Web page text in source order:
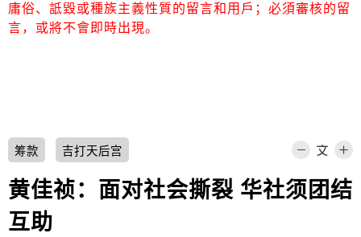
庸俗、詆毀或種族主義性質的留言和用戶；必須審核的留
言，或將不會即時出現。
筹款 吉打天后宫
黄佳祯：面对社会撕裂 华社须团结
互助